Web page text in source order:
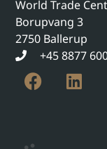
World Trade
Borupvang 3
2750 Ballerup
+45 8877